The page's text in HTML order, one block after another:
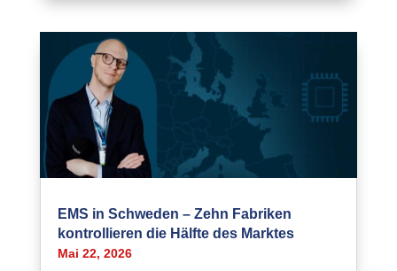
EMS in Schweden – Zehn Fabriken
kontrollieren die Hälfte des Marktes
Mai 22, 2026